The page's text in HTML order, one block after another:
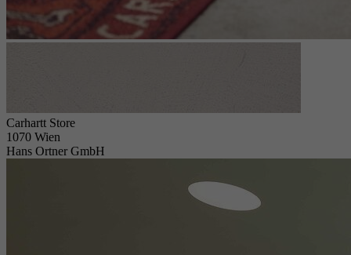
Carhartt Store
1070 Wien
Hans Ortner GmbH